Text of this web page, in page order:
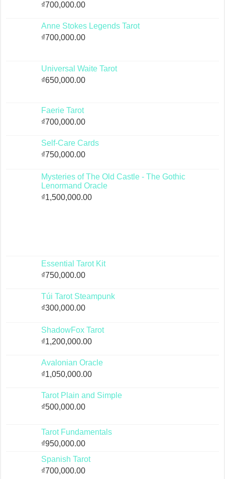
₫700,000.00
Anne Stokes Legends Tarot
₫700,000.00
Universal Waite Tarot
₫650,000.00
Faerie Tarot
₫700,000.00
Self-Care Cards
₫750,000.00
Mysteries of The Old Castle - The Gothic
Lenormand Oracle
₫1,500,000.00
Essential Tarot Kit
₫750,000.00
Túi Tarot Steampunk
₫300,000.00
ShadowFox Tarot
₫1,200,000.00
Avalonian Oracle
₫1,050,000.00
Tarot Plain and Simple
₫500,000.00
Tarot Fundamentals
₫950,000.00
Spanish Tarot
₫700,000.00